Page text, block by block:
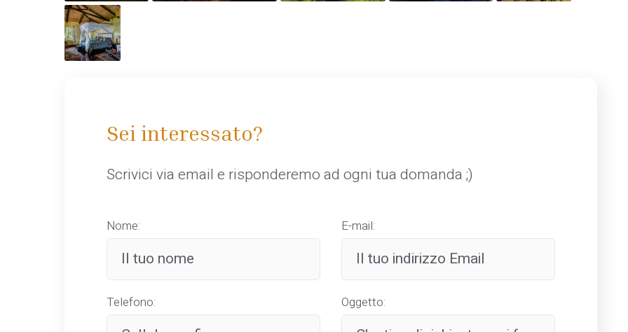
Sei interessato?
Scrivici via email e risponderemo ad ogni tua domanda ;)
Nome: E-mail:
Telefono: Oggetto: